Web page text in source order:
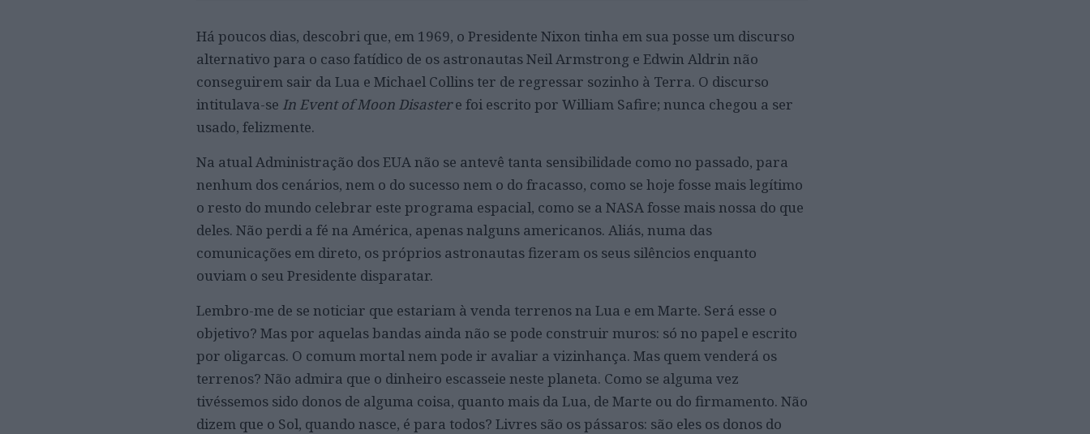
Há poucos dias, descobri que, em 1969, o Presidente Nixon tinha em sua posse um discurso
alternativo para o caso fatídico de os astronautas Neil Armstrong e Edwin Aldrin não
conseguirem sair da Lua e Michael Collins ter de regressar sozinho à Terra. O discurso
intitulava-se In Event of Moon Disastere foi escrito por William Safire; nunca chegou a ser
usado, felizmente.
Na atual Administração dos EUA não se antevê tanta sensibilidade como no passado, para
nenhum dos cenários, nem o do sucesso nem o do fracasso, como se hoje fosse mais legítimo
o resto do mundo celebrar este programa espacial, como se a NASA fosse mais nossa do que
deles. Não perdi a fé na América, apenas nalguns americanos. Aliás, numa das
comunicações em direto, os próprios astronautas fizeram os seus silêncios enquanto
ouviam o seu Presidente disparatar.
Lembro-me de se noticiar que estariam à venda terrenos na Lua e em Marte. Será esse o
objetivo? Mas por aquelas bandas ainda não se pode construir muros: só no papel e escrito
por oligarcas. O comum mortal nem pode ir avaliar a vizinhança. Mas quem venderá os
terrenos? Não admira que o dinheiro escasseie neste planeta. Como se alguma vez
tivéssemos sido donos de alguma coisa, quanto mais da Lua, de Marte ou do firmamento. Não
dizem que o Sol, quando nasce, é para todos? Livres são os pássaros: são eles os donos do